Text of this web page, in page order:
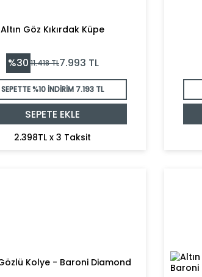
Altın Göz Kıkırdak Küpe
%30 11.418TL7.993 TL
SEPETTE %10 İNDİRİM 7.193 TL
SEPETE EKLE
2.398TL x 3 Taksit